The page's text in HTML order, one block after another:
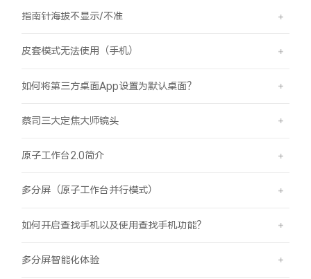
指南针海拔不显示/不准
皮套模式无法使用（手机）
如何将第三方桌面App设置为默认桌面？
蔡司三大定焦大师镜头
原子工作台2.0简介
多分屏（原子工作台并行模式）
如何开启查找手机以及使用查找手机功能？
多分屏智能化体验